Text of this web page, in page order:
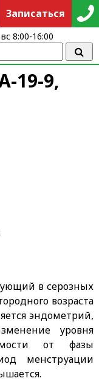
19-9,
в серозных
возраста
эндометрий,
уровня
от фазы
менструации
Записаться
8:00-16:00